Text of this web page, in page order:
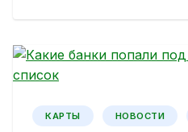
КАРТЫ НОВОСТИ